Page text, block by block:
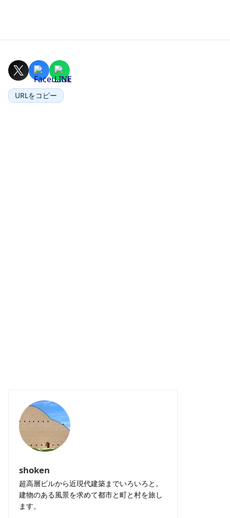
URLをコピー
shoken
超高層ビルから近現代建築までいろいろと。
建物のある風景を求めて都市と町と村を旅し
ます。